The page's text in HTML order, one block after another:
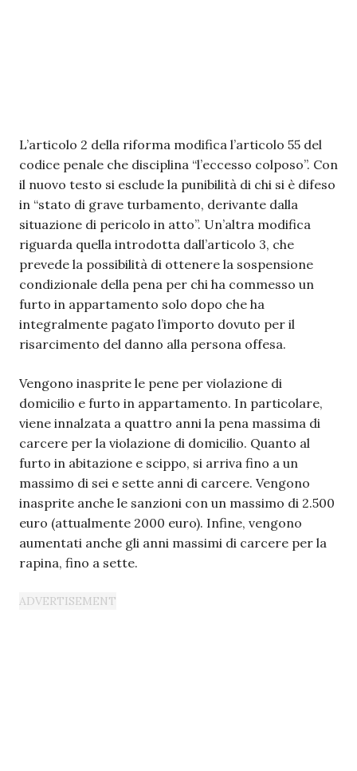
L’articolo 2 della riforma modifica l’articolo 55 del
codice penale che disciplina “l’eccesso colposo”. Con
il nuovo testo si esclude la punibilità di chi si è difeso
in “stato di grave turbamento, derivante dalla
situazione di pericolo in atto”. Un’altra modifica
riguarda quella introdotta dall’articolo 3, che
prevede la possibilità di ottenere la sospensione
condizionale della pena per chi ha commesso un
furto in appartamento solo dopo che ha
integralmente pagato l’importo dovuto per il
risarcimento del danno alla persona offesa.
Vengono inasprite le pene per violazione di
domicilio e furto in appartamento. In particolare,
viene innalzata a quattro anni la pena massima di
carcere per la violazione di domicilio. Quanto al
furto in abitazione e scippo, si arriva fino a un
massimo di sei e sette anni di carcere. Vengono
inasprite anche le sanzioni con un massimo di 2.500
euro (attualmente 2000 euro). Infine, vengono
aumentati anche gli anni massimi di carcere per la
rapina, fino a sette.